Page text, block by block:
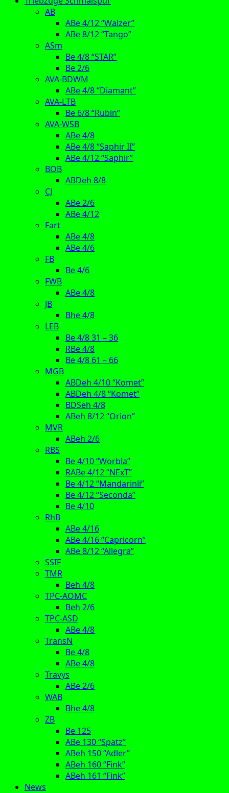
AB
ABe 4/12 “Walzer”
ABe 8/12 “Tango”
ASm
Be 4/8 “STAR”
Be 2/6
AVA-BDWM
ABe 4/8 “Diamant”
AVA-LTB
Be 6/8 “Rubin”
AVA-WSB
ABe 4/8
ABe 4/8 “Saphir II”
ABe 4/12 “Saphir”
BOB
ABDeh 8/8
CJ
ABe 2/6
ABe 4/12
Fart
ABe 4/8
ABe 4/6
FB
Be 4/6
FWB
ABe 4/8
JB
Bhe 4/8
LEB
Be 4/8 31 – 36
RBe 4/8
Be 4/8 61 – 66
MGB
ABDeh 4/10 “Komet”
ABDeh 4/8 “Komet”
BDSeh 4/8
ABeh 8/12 “Orion”
MVR
ABeh 2/6
RBS
Be 4/10 “Worbla”
RABe 4/12 “NExT”
Be 4/12 “Mandarinli”
Be 4/12 “Seconda”
Be 4/10
RhB
ABe 4/16
ABe 4/16 “Capricorn”
ABe 8/12 “Allegra”
SSIF
TMR
Beh 4/8
TPC-AOMC
Beh 2/6
TPC-ASD
ABe 4/8
TransN
Be 4/8
ABe 4/8
Travys
ABe 2/6
WAB
Bhe 4/8
ZB
Be 125
ABe 130 “Spatz”
ABeh 150 “Adler”
ABeh 160 “Fink”
ABeh 161 “Fink”
News